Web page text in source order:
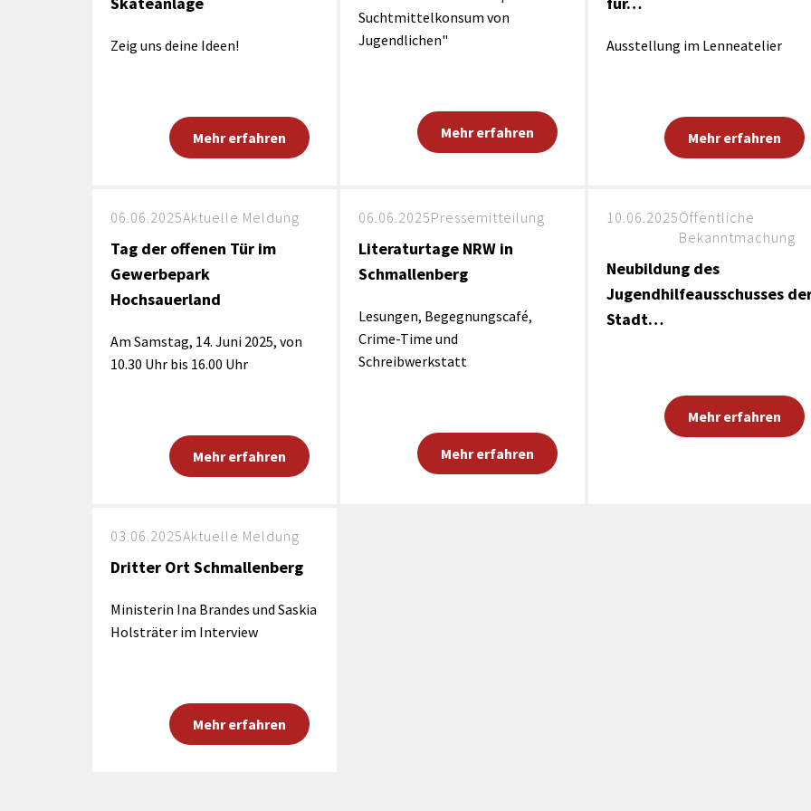
Zeig uns deine Ideen!
Mehr erfahren
Suchtmittelkonsum von
Jugendlichen"
Mehr erfahren
Ausstellung im Lenneatelier
Mehr erfahren
06.06.2025Aktuelle Meldung
Tag der offenen Tür im
Gewerbepark
Hochsauerland
Am Samstag, 14. Juni 2025, von
10.30 Uhr bis 16.00 Uhr
Mehr erfahren
06.06.2025Pressemitteilung
Literaturtage NRW in
Schmallenberg
Lesungen, Begegnungscafé,
Crime-Time und
Schreibwerkstatt
Mehr erfahren
10.06.2025Öffentliche
Bekanntmachung
Neubildung des
Jugendhilfeausschusses
Stadt…
Mehr erfahren
03.06.2025Aktuelle Meldung
Dritter Ort Schmallenberg
Ministerin Ina Brandes und Saskia
Holsträter im Interview
Mehr erfahren